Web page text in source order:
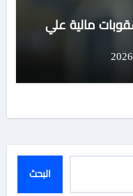
مالية علي
البحث